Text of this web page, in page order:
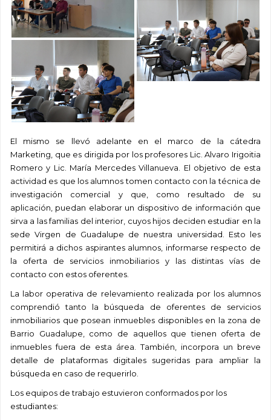
El mismo se llevó adelante en el marco de la cátedra
Marketing, que es dirigida por los profesores Lic. Alvaro Irigoitia
Romero y Lic. María Mercedes Villanueva. El objetivo de esta
actividad es que los alumnos tomen contacto con la técnica de
investigación comercial y que, como resultado de su
aplicación, puedan elaborar un dispositivo de información que
sirva a las familias del interior, cuyos hijos deciden estudiar en la
sede Virgen de Guadalupe de nuestra universidad. Esto les
permitirá a dichos aspirantes alumnos, informarse respecto de
la oferta de servicios inmobiliarios y las distintas vías de
contacto con estos oferentes.
La labor operativa de relevamiento realizada por los alumnos
comprendió tanto la búsqueda de oferentes de servicios
inmobiliarios que posean inmuebles disponibles en la zona de
Barrio Guadalupe, como de aquellos que tienen oferta de
inmuebles fuera de esta área. También, incorpora un breve
detalle de plataformas digitales sugeridas para ampliar la
búsqueda en caso de requerirlo.
Los equipos de trabajo estuvieron conformados por los
estudiantes: